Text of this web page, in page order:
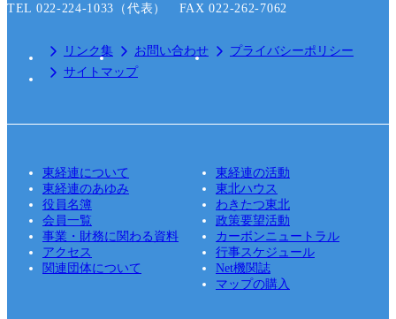
TEL 022-224-1033（代表） FAX 022-262-7062
リンク集 お問い合わせ
プライバシーポリシー
サイトマップ
東経連について
東経連の活動
東経連のあゆみ
東北ハウス
役員名簿
わきたつ東北
会員一覧
政策要望活動
事業・財務に関わる資料
カーボンニュートラル
アクセス
行事スケジュール
関連団体について
Net機関誌
マップの購入